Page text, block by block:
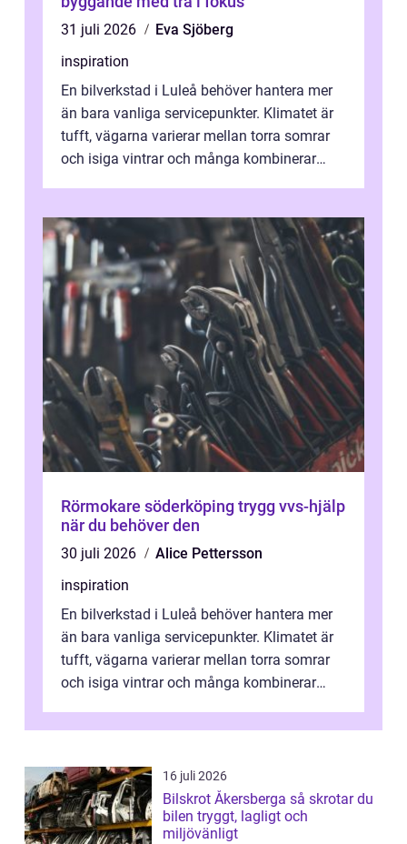
31 juli 2026
Eva Sjöberg
inspiration
En bilverkstad i Luleå behöver hantera mer
än bara vanliga servicepunkter. Klimatet är
tufft, vägarna varierar mellan torra somrar
och isiga vintrar och många kombinerar
Rörmokare söderköping trygg vvs-hjälp
när du behöver den
30 juli 2026
Alice Pettersson
inspiration
En bilverkstad i Luleå behöver hantera mer
än bara vanliga servicepunkter. Klimatet är
tufft, vägarna varierar mellan torra somrar
och isiga vintrar och många kombinerar
16 juli 2026
Bilskrot Åkersberga så skrotar du
bilen tryggt, lagligt och
miljövänligt